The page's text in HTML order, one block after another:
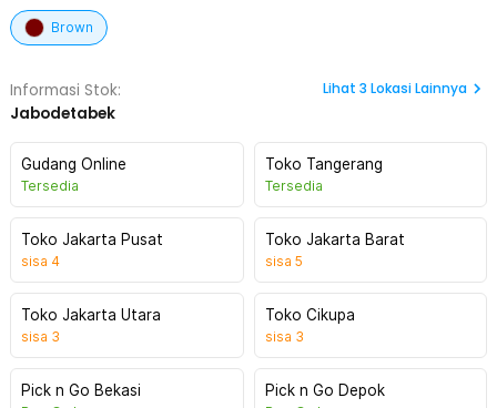
Brown
Informasi Stok:
Jabodetabek
Lihat 3 Lokasi Lainnya
Gudang Online
Tersedia
Toko Tangerang
Tersedia
Toko Jakarta Pusat
sisa 4
Toko Jakarta Barat
sisa 5
Toko Jakarta Utara
sisa 3
Toko Cikupa
sisa 3
Pick n Go Bekasi Pick n Go Depok